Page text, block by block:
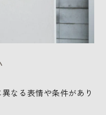
なる表情や条件があり